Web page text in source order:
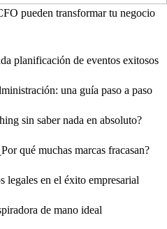
pueden transformar tu negocio
planificación de eventos exitosos
una guía paso a paso
sin saber nada en absoluto?
qué muchas marcas fracasan?
legales en el éxito empresarial
de mano ideal